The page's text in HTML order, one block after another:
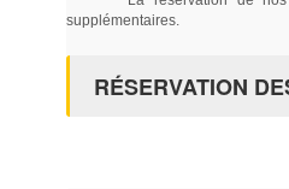
supplémentaires.
RÉSERVATION